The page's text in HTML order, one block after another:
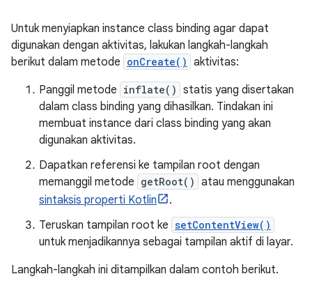
Untuk menyiapkan instance class binding agar dapat
digunakan dengan aktivitas, lakukan langkah-langkah
berikut dalam metode onCreate() aktivitas:
Panggil metode inflate() statis yang disertakan
dalam class binding yang dihasilkan. Tindakan ini
membuat instance dari class binding yang akan
digunakan aktivitas.
Dapatkan referensi ke tampilan root dengan
memanggil metode getRoot() atau menggunakan
sintaksis properti Kotlin
.
Teruskan tampilan root ke setContentView()
untuk menjadikannya sebagai tampilan aktif di layar.
Langkah-langkah ini ditampilkan dalam contoh berikut.